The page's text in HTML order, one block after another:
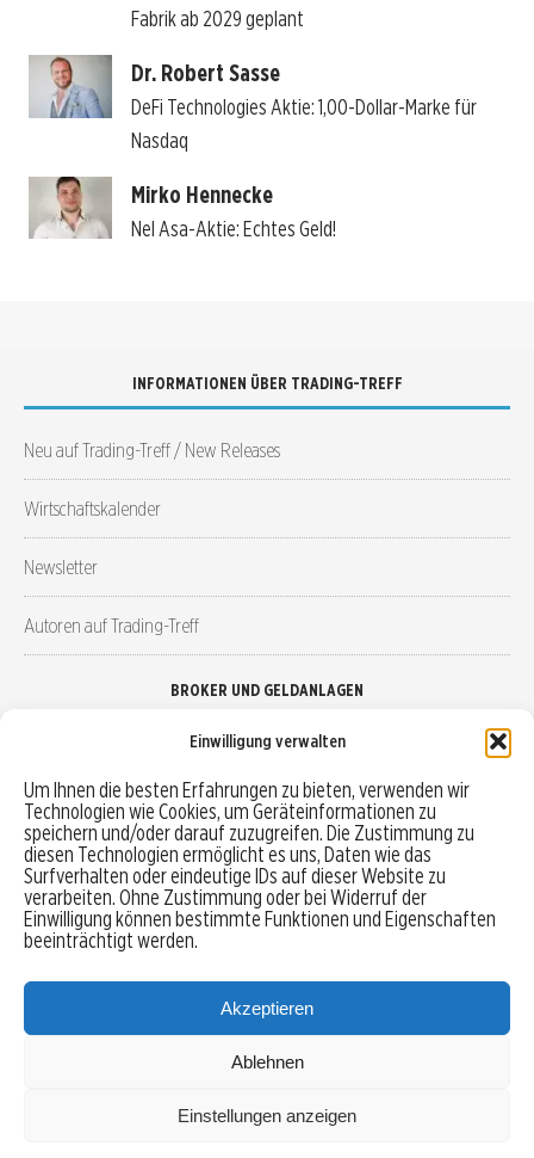
Einwilligung verwalten
Um Ihnen die besten Erfahrungen zu bieten, verwenden wir
Technologien wie Cookies, um Geräteinformationen zu
speichern und/oder darauf zuzugreifen. Die Zustimmung zu
diesen Technologien ermöglicht es uns, Daten wie das
Surfverhalten oder eindeutige IDs auf dieser Website zu
verarbeiten. Ohne Zustimmung oder bei Widerruf der
Einwilligung können bestimmte Funktionen und Eigenschaften
beeinträchtigt werden.
Akzeptieren
Ablehnen
Einstellungen anzeigen
Fabrik ab 2029 geplant
Dr. Robert Sasse
DeFi Technologies Aktie: 1,00-Dollar-Marke für
Nasdaq
Mirko Hennecke
Nel Asa-Aktie: Echtes Geld!
INFORMATIONEN ÜBER TRADING-TREFF
Neu auf Trading-Treff / New Releases
Wirtschaftskalender
Newsletter
Autoren auf Trading-Treff
BROKER UND GELDANLAGEN
Robo-Advisor vergleichen
Depotvergleich
Festgeld vergleichen
Tagesgeld vergleichen